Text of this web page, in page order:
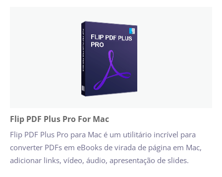
Flip PDF Plus Pro For Mac
Flip PDF Plus Pro para Mac é um utilitário incrível para
converter PDFs em eBooks de virada de página em Mac,
adicionar links, vídeo, áudio, apresentação de slides.